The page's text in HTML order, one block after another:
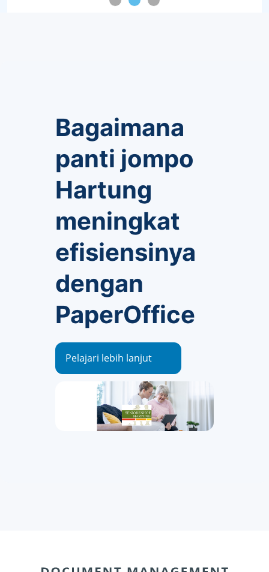
Bagaimana
panti jompo
Hartung
meningkat
efisiensinya
dengan
PaperOffice
Pelajari lebih lanjut